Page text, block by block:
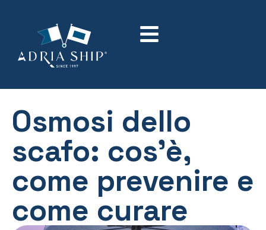
Osmosi dello
scafo: cos’è,
come prevenire e
come curare